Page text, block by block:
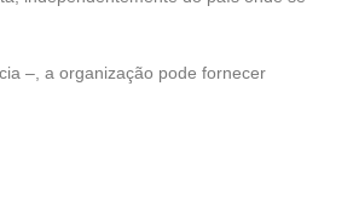
–, a organização pode fornecer